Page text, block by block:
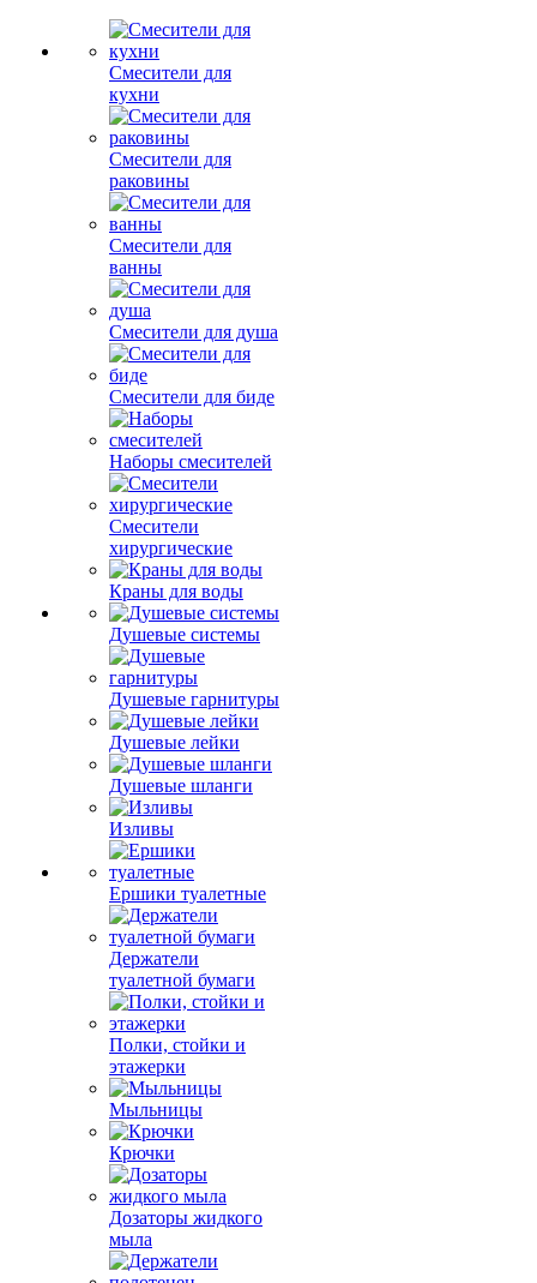
Смесители для
кухни
Смесители для
раковины
Смесители для
ванны
Смесители для душа
Смесители для биде
Наборы смесителей
Смесители
хирургические
Краны для воды
Душевые системы
Душевые гарнитуры
Душевые лейки
Душевые шланги
Изливы
Ершики туалетные
Держатели
туалетной бумаги
Полки, стойки и
этажерки
Мыльницы
Крючки
Дозаторы жидкого
мыла